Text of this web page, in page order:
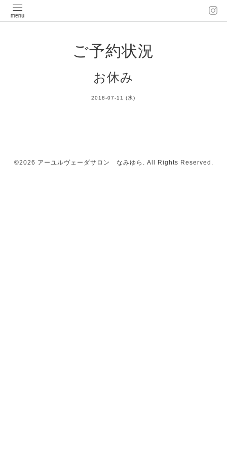
ご予約状況
お休み
2018-07-11 (水)
©2026 アーユルヴェーダサロン なみゆら . All Rights Reserved.